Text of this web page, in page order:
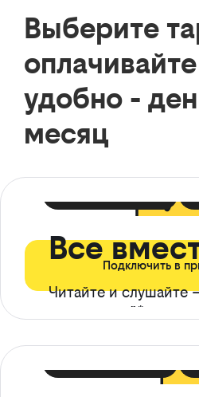
Выберите
удобно -
месяц
Все
Читайте и слушайте
ограничений*
Подключить в